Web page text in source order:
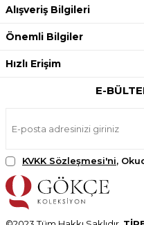
Alışveriş Bilgileri
Önemli Bilgiler
Hızlı Erişim
E-
KVKK Sözleşmesi'ni,